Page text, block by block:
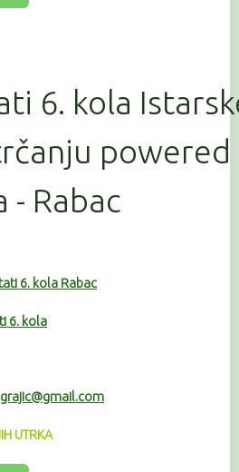
6. kola
powered
- Rabac
6. kola Rabac
6. kola
UTRKA